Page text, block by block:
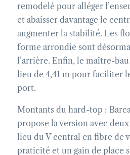
remodelé pour alléger
et abaisser davantage le
augmenter la stabilité. Les
forme arrondie sont
l’arrière. Enfin, le maître-
lieu de 4,41 m pour faciliter
port.
Montants du hard-top :
propose la version avec
lieu du V central en fibre de
praticité et un gain de place